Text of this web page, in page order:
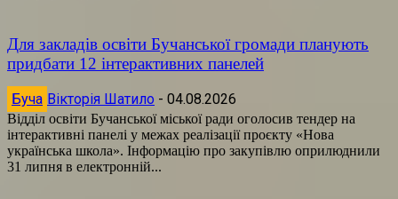
Для закладів освіти Бучанської громади планують
придбати 12 інтерактивних панелей
Буча Вікторія Шатило - 04.08.2026
Відділ освіти Бучанської міської ради оголосив тендер на
інтерактивні панелі у межах реалізації проєкту «Нова
українська школа». Інформацію про закупівлю оприлюднили
31 липня в електронній...